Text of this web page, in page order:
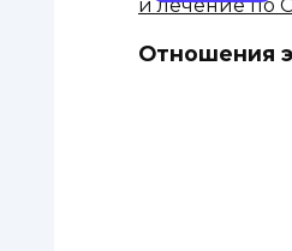
Отношения